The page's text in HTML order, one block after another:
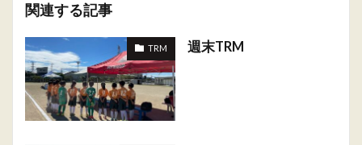
関連する記事
TRM 週末TRM